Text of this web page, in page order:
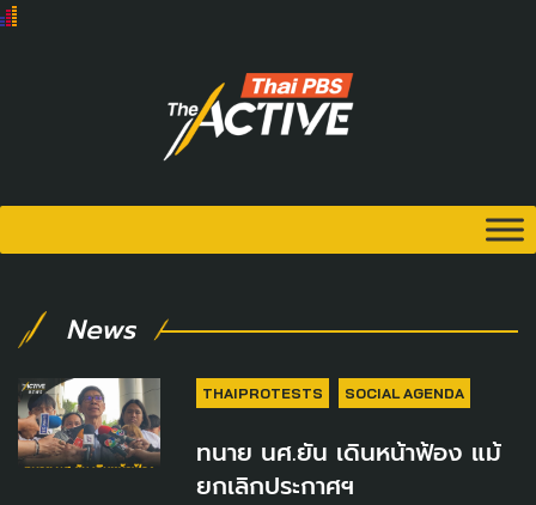
News
THAIPROTESTS SOCIAL AGENDA
ทนาย นศ.ยัน เดินหน้าฟ้อง แม้
ยกเลิกประกาศฯ